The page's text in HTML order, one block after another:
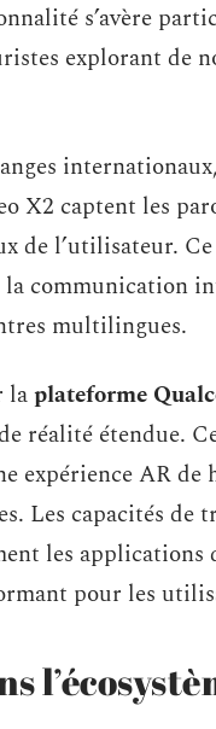
s’avère
explorant de
X2 captent les
l’utilisateur. Ce
la communication
multilingues.
laplateforme
réalité étendue.
expérience AR de
Les capacités de
les applications
pour les